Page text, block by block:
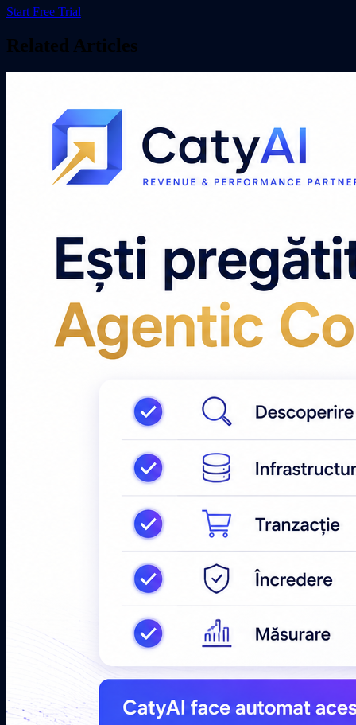
Start Free Trial
Related Articles